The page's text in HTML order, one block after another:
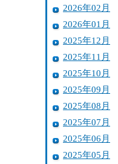
2026年02月
2026年01月
2025年12月
2025年11月
2025年10月
2025年09月
2025年08月
2025年07月
2025年06月
2025年05月